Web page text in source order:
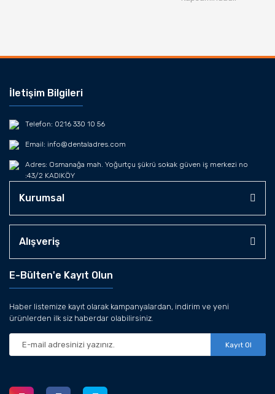
İletişim Bilgileri
Telefon: 0216 330 10 56
Email: info@dentaladres.com
Adres: Osmanağa mah. Yoğurtçu şükrü sokak güven iş merkezi no
:43/2 KADIKÖY
Kurumsal
Alışveriş
E-Bülten'e Kayıt Olun
Haber listemize kayıt olarak kampanyalardan, indirim ve yeni
ürünlerden ilk siz haberdar olabilirsiniz.
Kayıt Ol